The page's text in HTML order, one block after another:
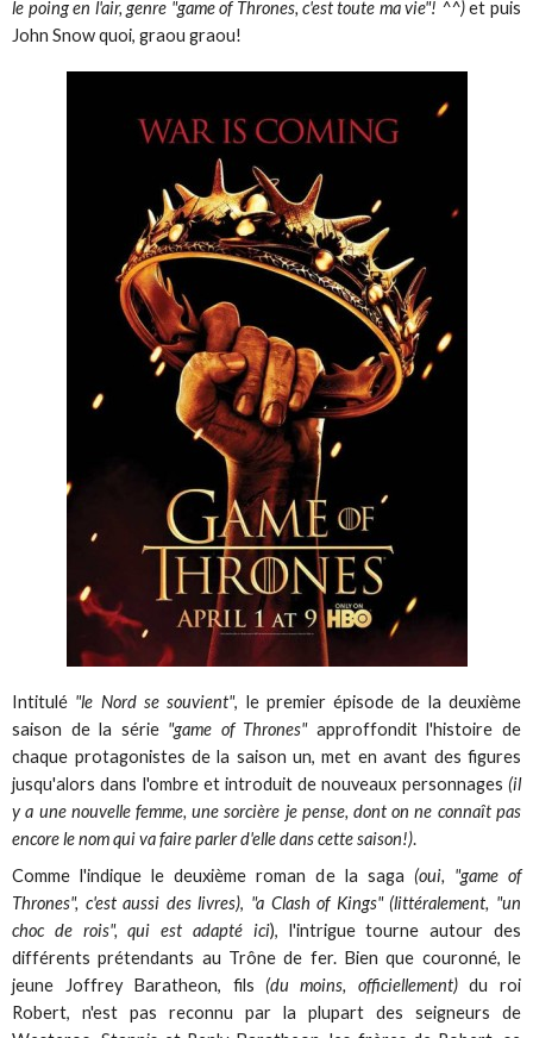
le poing en l'air, genre "game of Thrones, c'est toute ma vie"! ^^)et puis
John Snow quoi, graou graou!
Intitulé "le Nord se souvient", le premier épisode de la deuxième
saison de la série "game of Thrones"approffondit l'histoire de
chaque protagonistes de la saison un, met en avant des figures
jusqu'alors dans l'ombre et introduit de nouveaux personnages (il
y a une nouvelle femme, une sorcière je pense, dont on ne connaît pas
encore le nom qui va faire parler d'elle dans cette saison!).
Comme l'indique le deuxième roman de la saga (oui, "game of
Thrones", c'est aussi des livres), "a Clash of Kings" (littéralement, "un
choc de rois", qui est adapté ici), l'intrigue tourne autour des
différents prétendants au Trône de fer. Bien que couronné, le
jeune Joffrey Baratheon, fils (du moins, officiellement)du roi
Robert, n'est pas reconnu par la plupart des seigneurs de